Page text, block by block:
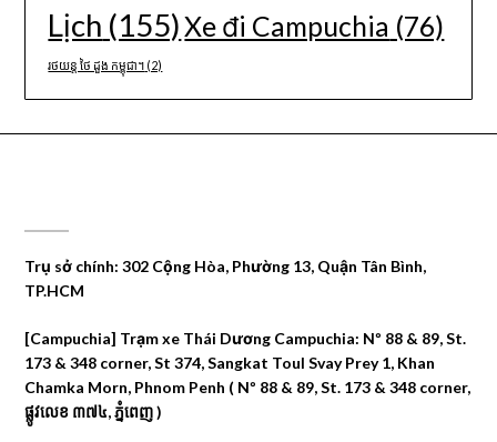
Lịch (155)Xe đi Campuchia (76)
រថយន្ត ថៃ ដួង កម្ពុជា។ (2)
Trụ sở chính: 302 Cộng Hòa, Phường 13, Quận Tân Bình,
TP.HCM
[Campuchia] Trạm xe Thái Dương Campuchia: Nº 88 & 89, St.
173 & 348 corner, St 374, Sangkat Toul Svay Prey 1, Khan
Chamka Morn, Phnom Penh ( Nº 88 & 89, St. 173 & 348 corner,
ផ្លូវលេខ ៣៧៤, ភ្នំពេញ )